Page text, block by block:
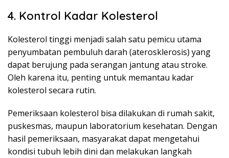
4. Kontrol Kadar Kolesterol
Kolesterol tinggi menjadi salah satu pemicu utama
penyumbatan pembuluh darah (aterosklerosis) yang
dapat berujung pada serangan jantung atau stroke.
Oleh karena itu, penting untuk memantau kadar
kolesterol secara rutin.
Pemeriksaan kolesterol bisa dilakukan di rumah sakit,
puskesmas, maupun laboratorium kesehatan. Dengan
hasil pemeriksaan, masyarakat dapat mengetahui
kondisi tubuh lebih dini dan melakukan langkah